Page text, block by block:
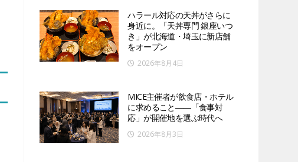
ハラール対応の天丼がさらに
身近に。「天丼専門 銀座いつ
き」が北海道・埼玉に新店舗
をオープン
2026年8月4日
MICE主催者が飲食店・ホテル
に求めること――「食事対
応」が開催地を選ぶ時代へ
2026年8月3日